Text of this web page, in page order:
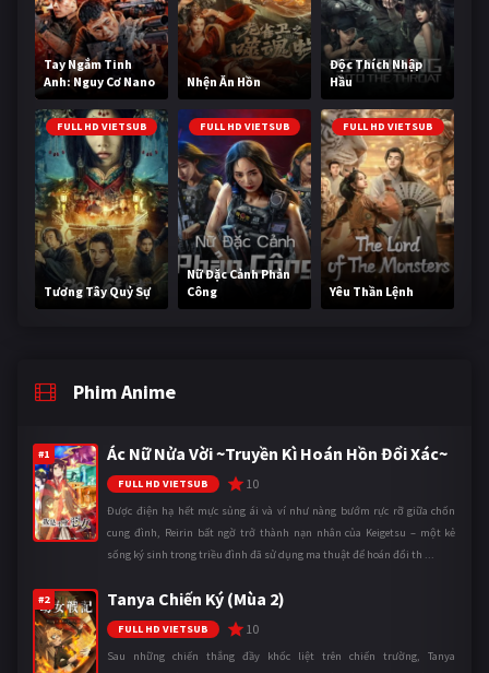
Tay Ngắm Tinh
Anh: Nguy Cơ Nano
Nhện Ăn Hồn
Độc Thích Nhập
Hầu
FULL HD VIETSUB
Tương Tây Quỷ Sự
FULL HD VIETSUB
Nữ Đặc Cảnh Phản
Công
FULL HD VIETSUB
Yêu Thần Lệnh
Phim Anime
#1 Ác Nữ Nửa Vời ~Truyền Kì Hoán Hồn Đổi Xác~
FULL HD VIETSUB 10
Được điện hạ hết mực sủng ái và ví như nàng bướm rực rỡ giữa chốn
cung đình, Reirin bất ngờ trở thành nạn nhân của Keigetsu – một kẻ
sống ký sinh trong triều đình đã sử dụng ma thuật để hoán đổi th ...
#2 Tanya Chiến Ký (Mùa 2)
FULL HD VIETSUB 10
Sau những chiến thắng đầy khốc liệt trên chiến trường, Tanya